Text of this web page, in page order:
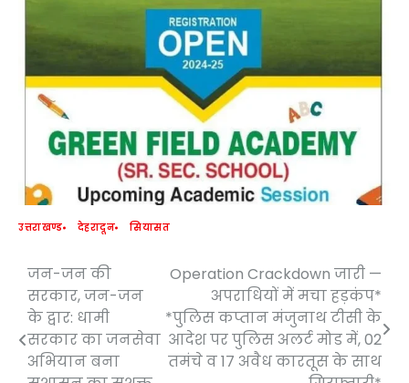
उत्तराखण्ड देहरादून सियासत
Post
navigation
जन-जन की
सरकार, जन-जन
के द्वार: धामी
सरकार का जनसेवा
अभियान बना
Operation Crackdown जारी —
अपराधियों में मचा हड़कंप*
*पुलिस कप्तान मंजुनाथ टीसी के
आदेश पर पुलिस अलर्ट मोड में, 02
तमंचे व 17 अवैध कारतूस के साथ